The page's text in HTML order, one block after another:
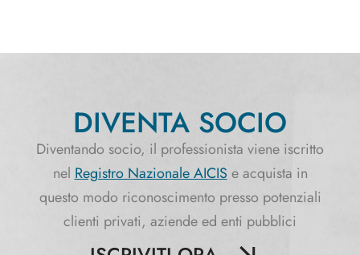
DIVENTA SOCIO
Diventando socio, il professionista viene iscritto
nel Registro Nazionale AICIS e acquista in
questo modo riconoscimento presso potenziali
clienti privati, aziende ed enti pubblici